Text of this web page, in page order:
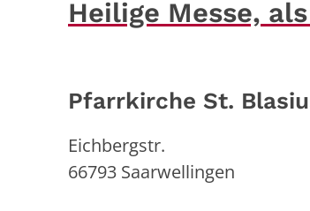
Heilige Messe,
Pfarrkirche St.
Eichbergstr.
66793 Saarwellingen